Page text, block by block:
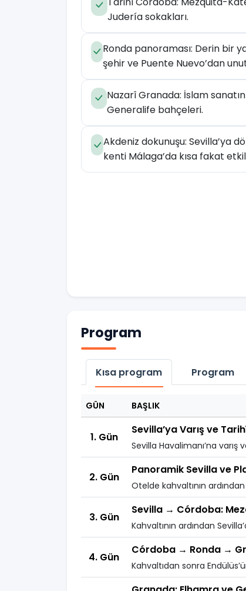
Judería sokakları.
Ronda panoraması: Derin bir
şehir ve Puente Nuevo’dan
Nazarî Granada: İslam
Generalife bahçeleri.
Akdeniz dokunuşu: Sevilla’ya
kenti Málaga’da kısa fakat
Program
Kısa program Program
GÜN BAŞLIK
1. Gün
Sevilla’ya Varış ve
Sevilla Havalimanı’na
2. Gün
Panoramik Sevilla ve
Otelde kahvaltının
3. Gün
Sevilla → Córdoba:
Kahvaltının ardından
4. Gün
Córdoba → Ronda →
Kahvaltıdan sonra